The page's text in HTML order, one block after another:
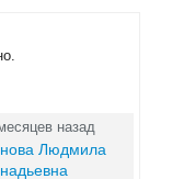
назад
Людмила